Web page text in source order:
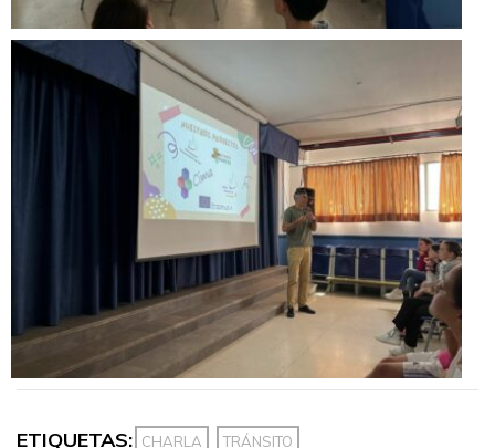
ETIQUETAS: CHARLA TRÁNSITO